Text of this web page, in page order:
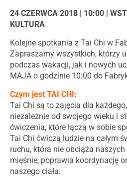
24 CZERWCA 2018 | 10:00 | WSTĘP WOLNY | FABRYKA
KULTURA
Kolejne spotkania z Tai Chi w
Zapraszamy wszystkich, którzy
podczas wakacji, jak i nowych
MAJA o godzinie 10:00 do
Czym jest TAI CHI:
Tai Chi są to zajęcia dla
niezależnie od swojego wieku i
ćwiczenia, które łączą w sobie
Tai Chi ćwiczą ludzie na całym
ruchu, która nie obciąża
mięśnie, poprawia koordynację
naszego ciała.